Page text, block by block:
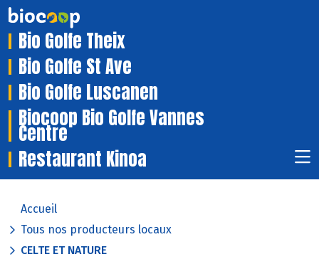
Bio Golfe Theix
Bio Golfe St Ave
Bio Golfe Luscanen
Biocoop Bio Golfe Vannes
Centre
Restaurant Kinoa
Accueil
Tous nos producteurs locaux
CELTE ET NATURE